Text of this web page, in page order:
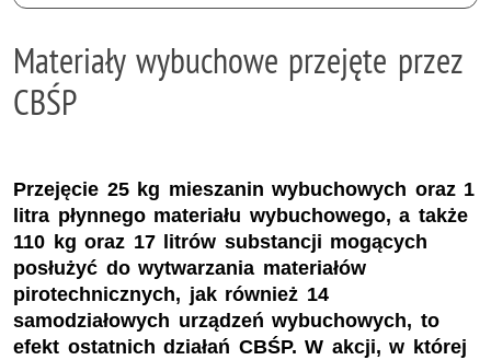
Materiały wybuchowe przejęte przez
CBŚP
Przejęcie 25 kg mieszanin wybuchowych oraz 1
litra płynnego materiału wybuchowego, a także
110 kg oraz 17 litrów substancji mogących
posłużyć do wytwarzania materiałów
pirotechnicznych, jak również 14
samodziałowych urządzeń wybuchowych, to
efekt ostatnich działań CBŚP. W akcji, w której